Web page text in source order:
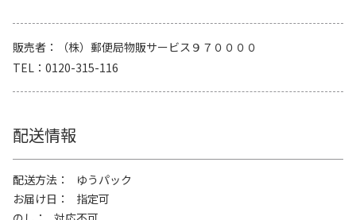
販売者
（株）郵便局物販サービス９７００００
TEL
0120-315-116
配送情報
配送方法
ゆうパック
お届け日
指定可